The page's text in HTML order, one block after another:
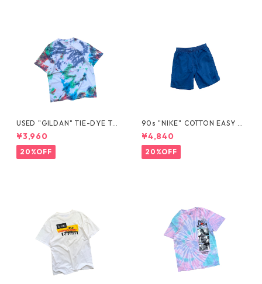
USED "GILDAN" TIE-DYE TE
E
¥3,960
20%OFF
90s "NIKE" COTTON EASY S
HORTS
¥4,840
20%OFF